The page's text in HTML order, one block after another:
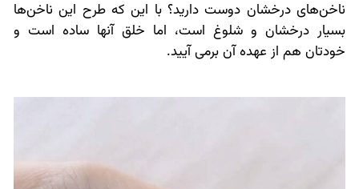
ناخن‌های درخشان دوست دارید؟ با این که طرح این ناخن‌ها
بسیار درخشان و شلوغ است، اما خلق آنها ساده است و
خودتان هم از عهده آن برمی آیید.